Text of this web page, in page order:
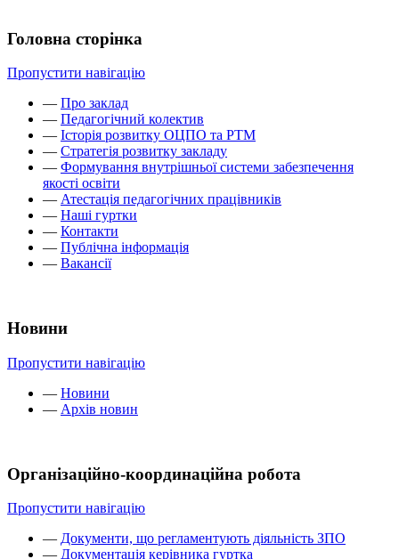
Головна сторінка
Пропустити навігацію
— Про заклад
— Педагогічний колектив
— Історія розвитку ОЦПО та РТМ
— Стратегія розвитку закладу
— Формування внутрішньої системи забезпечення
якості освіти
— Атестація педагогічних працівників
— Наші гуртки
— Контакти
— Публічна інформація
— Вакансії
Новини
Пропустити навігацію
— Новини
— Архів новин
Організаційно-координаційна робота
Пропустити навігацію
— Документи, що регламентують діяльність ЗПО
— Документація керівника гуртка